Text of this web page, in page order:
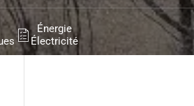
Énergie
Électricité